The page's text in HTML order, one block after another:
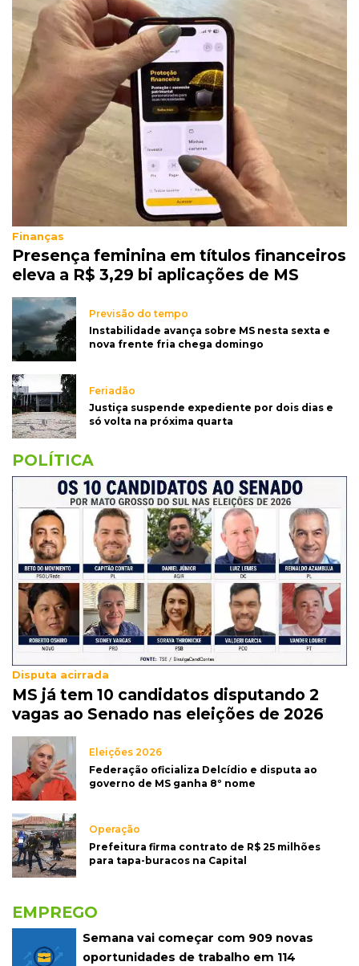
Finanças
Presença feminina em títulos financeiros
eleva a R$ 3,29 bi aplicações de MS
Previsão do tempo
Instabilidade avança sobre MS nesta sexta e
nova frente fria chega domingo
Feriadão
Justiça suspende expediente por dois dias e
só volta na próxima quarta
POLÍTICA
Disputa acirrada
MS já tem 10 candidatos disputando 2
vagas ao Senado nas eleições de 2026
Eleições 2026
Federação oficializa Delcídio e disputa ao
governo de MS ganha 8º nome
Operação
Prefeitura firma contrato de R$ 25 milhões
para tapa-buracos na Capital
EMPREGO
Semana vai começar com 909 novas
oportunidades de trabalho em 114